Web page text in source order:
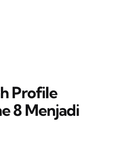
Profile
8 Menjadi